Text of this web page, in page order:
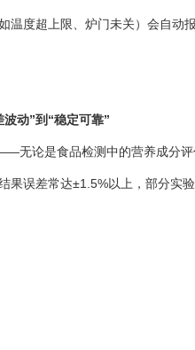
温度超上限、炉门未关）会自动
动”到“稳定可靠”
无论是食品检测中的营养成分
果误差常达±1.5%以上，部分实